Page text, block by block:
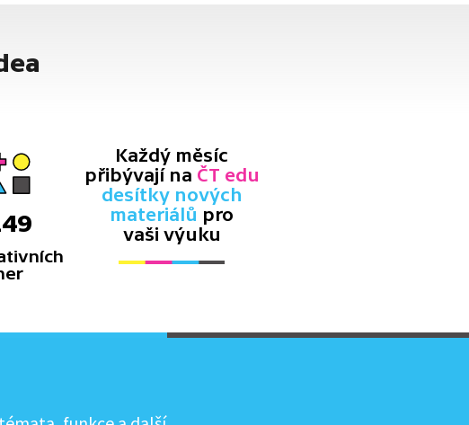
Každý měsíc
přibývají na ČT edu
desítky nových
materiálů pro
vaši výuku